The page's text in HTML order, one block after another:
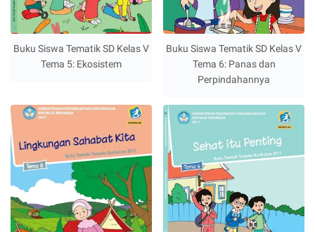
Buku Siswa Tematik SD Kelas V
Tema 5: Ekosistem
Buku Siswa Tematik SD Kelas V
Tema 6: Panas dan
Perpindahannya